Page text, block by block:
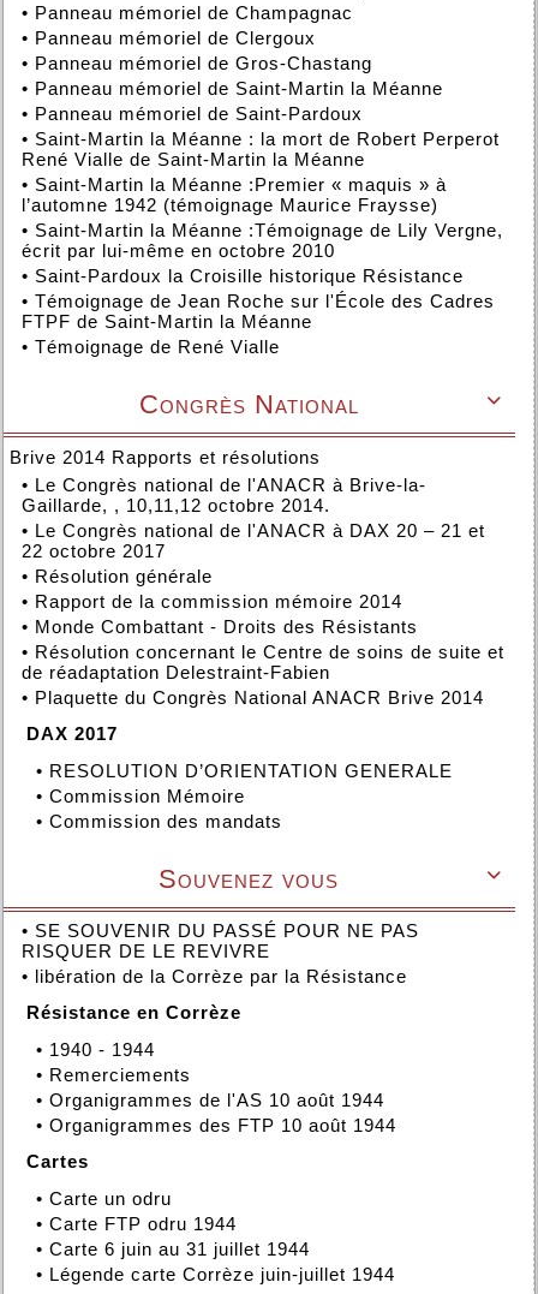
• Panneau mémoriel de Champagnac
• Panneau mémoriel de Clergoux
• Panneau mémoriel de Gros-Chastang
• Panneau mémoriel de Saint-Martin la Méanne
• Panneau mémoriel de Saint-Pardoux
• Saint-Martin la Méanne : la mort de Robert Perperot
René Vialle de Saint-Martin la Méanne
• Saint-Martin la Méanne :Premier « maquis » à
l’automne 1942 (témoignage Maurice Fraysse)
• Saint-Martin la Méanne :Témoignage de Lily Vergne,
écrit par lui-même en octobre 2010
• Saint-Pardoux la Croisille historique Résistance
• Témoignage de Jean Roche sur l'École des Cadres
FTPF de Saint-Martin la Méanne
• Témoignage de René Vialle

Congrès National
Brive 2014 Rapports et résolutions
• Le Congrès national de l'ANACR à Brive-la-
Gaillarde, , 10,11,12 octobre 2014.
• Le Congrès national de l'ANACR à DAX 20 – 21 et
22 octobre 2017
• Résolution générale
• Rapport de la commission mémoire 2014
• Monde Combattant - Droits des Résistants
• Résolution concernant le Centre de soins de suite et
de réadaptation Delestraint-Fabien
• Plaquette du Congrès National ANACR Brive 2014
DAX 2017
• RESOLUTION D’ORIENTATION GENERALE
• Commission Mémoire
• Commission des mandats

Souvenez vous
• SE SOUVENIR DU PASSÉ POUR NE PAS
RISQUER DE LE REVIVRE
• libération de la Corrèze par la Résistance
Résistance en Corrèze
• 1940 - 1944
• Remerciements
• Organigrammes de l'AS 10 août 1944
• Organigrammes des FTP 10 août 1944
Cartes
• Carte un odru
• Carte FTP odru 1944
• Carte 6 juin au 31 juillet 1944
• Légende carte Corrèze juin-juillet 1944